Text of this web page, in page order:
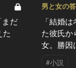
だ
た
男と女の
「結婚
た彼氏か
女。勝因
#小説